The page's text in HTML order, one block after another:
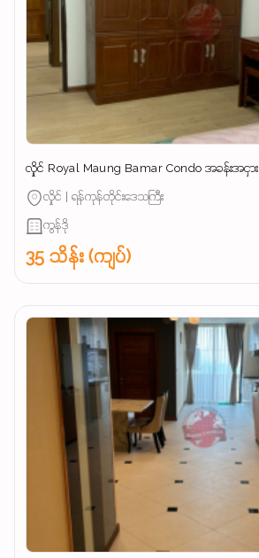
လှိုင် Royal Maung Bamar Condo အခန်းအငှား
လှိုင် | ရန်ကုန်တိုင်းဒေသကြီး
ကွန်ဒို
35 သိန်း (ကျပ်)